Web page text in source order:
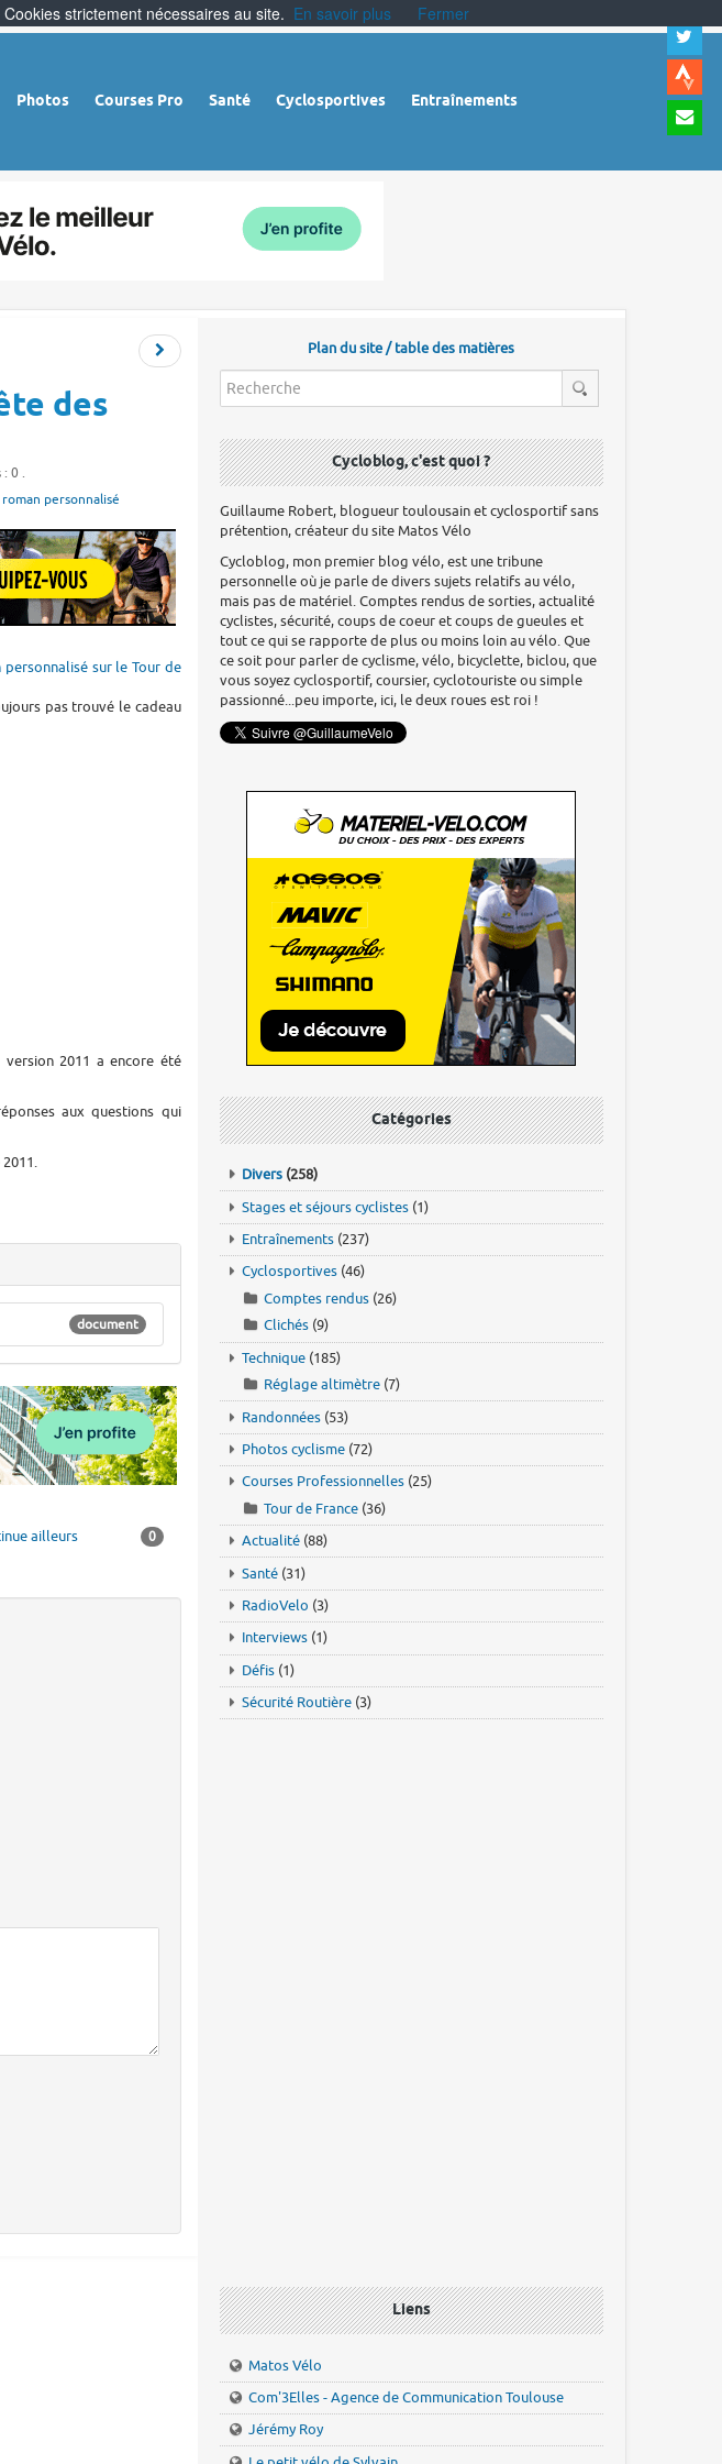
Photos Courses Pro Santé Cyclosportives Entraînements
à
des
0 .
roman personnalisé
personnalisé sur le Tour de
pas trouvé le cadeau
version 2011 a encore été
aux questions qui
document
ailleurs 0
Plan du site / table des matières
Cycloblog, c'est quoi ?
Guillaume Robert, blogueur toulousain et cyclosportif sans
prétention, créateur du site Matos Vélo
Cycloblog, mon premier blog vélo, est une tribune
personnelle où je parle de divers sujets relatifs au vélo,
mais pas de matériel. Comptes rendus de sorties, actualité
cyclistes, sécurité, coups de coeur et coups de gueules et
tout ce qui se rapporte de plus ou moins loin au vélo. Que
ce soit pour parler de cyclisme, vélo, bicyclette, biclou, que
vous soyez cyclosportif, coursier, cyclotouriste ou simple
passionné...peu importe, ici, le deux roues est roi !
Catégories
Divers (258)
Stages et séjours cyclistes (1)
Entraînements (237)
Cyclosportives (46)
Comptes rendus (26)
Clichés (9)
Technique (185)
Réglage altimètre (7)
Randonnées (53)
Photos cyclisme (72)
Courses Professionnelles (25)
Tour de France (36)
Actualité (88)
Santé (31)
RadioVelo (3)
Interviews (1)
Défis (1)
Sécurité Routière (3)
Liens
Matos Vélo
Com'3Elles - Agence de Communication Toulouse
Jérémy Roy
strictement nécessaires au site. En savoir plus Fermer